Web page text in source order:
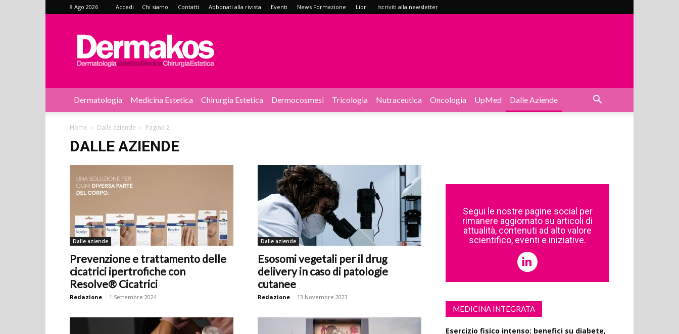
8 Ago 2026 Accedi Chi siamo Contatti Abbonati alla rivista Eventi News Formazione Libri Iscriviti alla newsletter
Dermakos
Dermatologia Medicina Estetica Chirurgia Estetica Dermocosmesi Tricologia Nutraceutica Oncologia UpMed Dalle Aziende
Home Dalle aziende Pagina 2
DALLE AZIENDE
Dalle aziende
Prevenzione e trattamento delle
cicatrici ipertrofiche con
Resolve® Cicatrici
Redazione - 1 Settembre 2024
Dalle aziende
Esosomi vegetali per il drug
delivery in caso di patologie
cutanee
Redazione - 13 Novembre 2023
Segui le nostre pagine social per
rimanere aggiornato su articoli di
attualità, contenuti ad alto valore
scientifico, eventi e iniziative.
MEDICINA INTEGRATA
Esercizio fisico intenso: benefici su diabete,